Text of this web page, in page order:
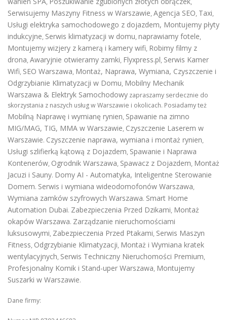
, ,
Serwisujemy Maszyny Fitness w Warszawie, Agencja SEO, Taxi,
Usługi elektryka samochodowego z dojazdem, Montujemy płyty
indukcyjne, Serwis klimatyzacji w domu, naprawiamy fotele,
Montujemy wizjery z kamerą i kamery wifi, Robimy filmy z
drona, Awaryjnie otwieramy zamki, Flyxpress.pl, Serwis Kamer
Wifi, SEO Warszawa, Montaż, Naprawa, Wymiana, Czyszczenie i
Odgrzybianie Klimatyzacji w Domu, Mobilny Mechanik
Warszawa & Elektryk Samochodowy zapraszamy serdecznie do
skorzystania z naszych usług w Warszawie i okolicach. Posiadamy też
Mobilną Naprawę i wymianę rynien, Spawanie na zimno
MIG/MAG, TIG, MMA w Warszawie, Czyszczenie Laserem w
Warszawie. Czyszczenie naprawa, wymiana i montaż rynien,
Usługi szlifierką kątową z Dojazdem, Spawanie i Naprawa
Kontenerów, Ogrodnik Warszawa, Spawacz z Dojazdem, Montaż
Jacuzi i Sauny. Domy AI - Automatyka, Inteligentne Sterowanie
Domem. Serwis i wymiana wideodomofonów Warszawa,
Wymiana zamków szyfrowych Warszawa. Smart Home
Automation Dubai. Zabezpieczenia Przed Dzikami, Montaż
okapów Warszawa. Zarządzanie nieruchomościami
luksusowymi, Zabezpieczenia Przed Ptakami, Serwis Maszyn
Fitness, Odgrzybianie Klimatyzacji, Montaż i Wymiana kratek
wentylacyjnych, Serwis Techniczny Nieruchomości Premium,
Profesjonalny Komik i Stand-uper Warszawa, Montujemy
Suszarki w Warszawie.
Dane firmy: